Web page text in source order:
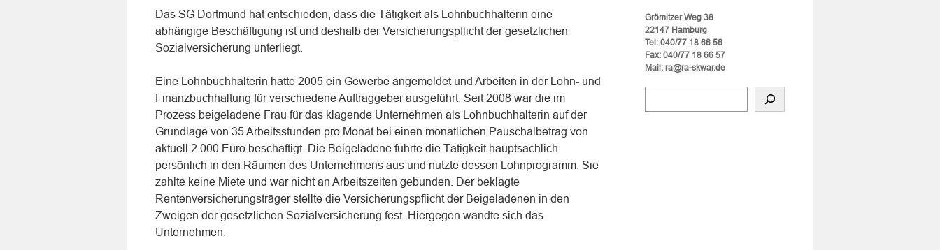
Das SG Dortmund hat entschieden, dass die Tätigkeit als Lohnbuchhalterin eine
abhängige Beschäftigung ist und deshalb der Versicherungspflicht der gesetzlichen
Sozialversicherung unterliegt.
Eine Lohnbuchhalterin hatte 2005 ein Gewerbe angemeldet und Arbeiten in der Lohn- und
Finanzbuchhaltung für verschiedene Auftraggeber ausgeführt. Seit 2008 war die im
Prozess beigeladene Frau für das klagende Unternehmen als Lohnbuchhalterin auf der
Grundlage von 35 Arbeitsstunden pro Monat bei einen monatlichen Pauschalbetrag von
aktuell 2.000 Euro beschäftigt. Die Beigeladene führte die Tätigkeit hauptsächlich
persönlich in den Räumen des Unternehmens aus und nutzte dessen Lohnprogramm. Sie
zahlte keine Miete und war nicht an Arbeitszeiten gebunden. Der beklagte
Rentenversicherungsträger stellte die Versicherungspflicht der Beigeladenen in den
Zweigen der gesetzlichen Sozialversicherung fest. Hiergegen wandte sich das
Unternehmen.
Grömitzer Weg 38
22147 Hamburg
Tel: 040/77 18 66 56
Fax: 040/77 18 66 57
Mail: ra@ra-skwar.de